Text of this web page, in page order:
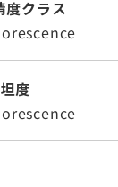
度クラス
度